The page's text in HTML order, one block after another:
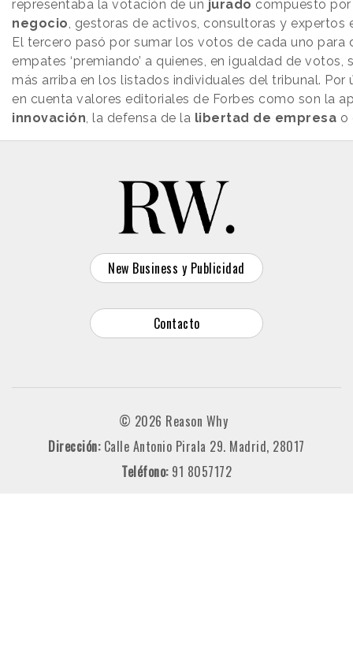
representaba la votación de un jurado compuesto
negocio , gestoras de activos, consultoras y expertos
El tercero pasó por sumar los votos de cada uno para
empates ‘premiando’ a quienes, en igualdad de votos,
más arriba en los listados individuales del tribunal. Por
en cuenta valores editoriales de Forbes como son la
innovación , la defensa de la libertad de empresa o
New Business y Publicidad
Contacto
© 2026 Reason Why
Dirección: Calle Antonio Pirala 29. Madrid, 28017
Teléfono: 91 8057172